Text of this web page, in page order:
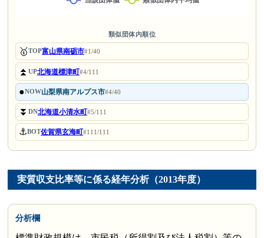
類似団体内順位
🥇TOP富山県南砺市#1/40
⏫UP北海道標津町#4/111
●NOW山梨県南アルプス市#4/40
⏬DN北海道小清水町#5/111
⚓BOT佐賀県玄海町#111/111
実質収支比率等に係る経年分析（2013年度）
分析欄